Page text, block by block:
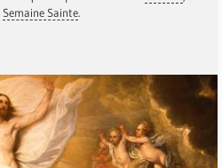
Semaine Sainte.